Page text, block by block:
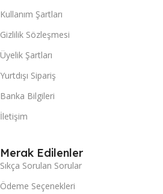
Kullanım Şartları
Gizlilik Sözleşmesi
Üyelik Şartları
Yurtdışı Sipariş
Banka Bilgileri
İletişim
Merak Edilenler
Sıkça Sorulan Sorular
Ödeme Seçenekleri